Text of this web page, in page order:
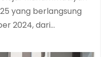
yang berlangsung
2024, dari…